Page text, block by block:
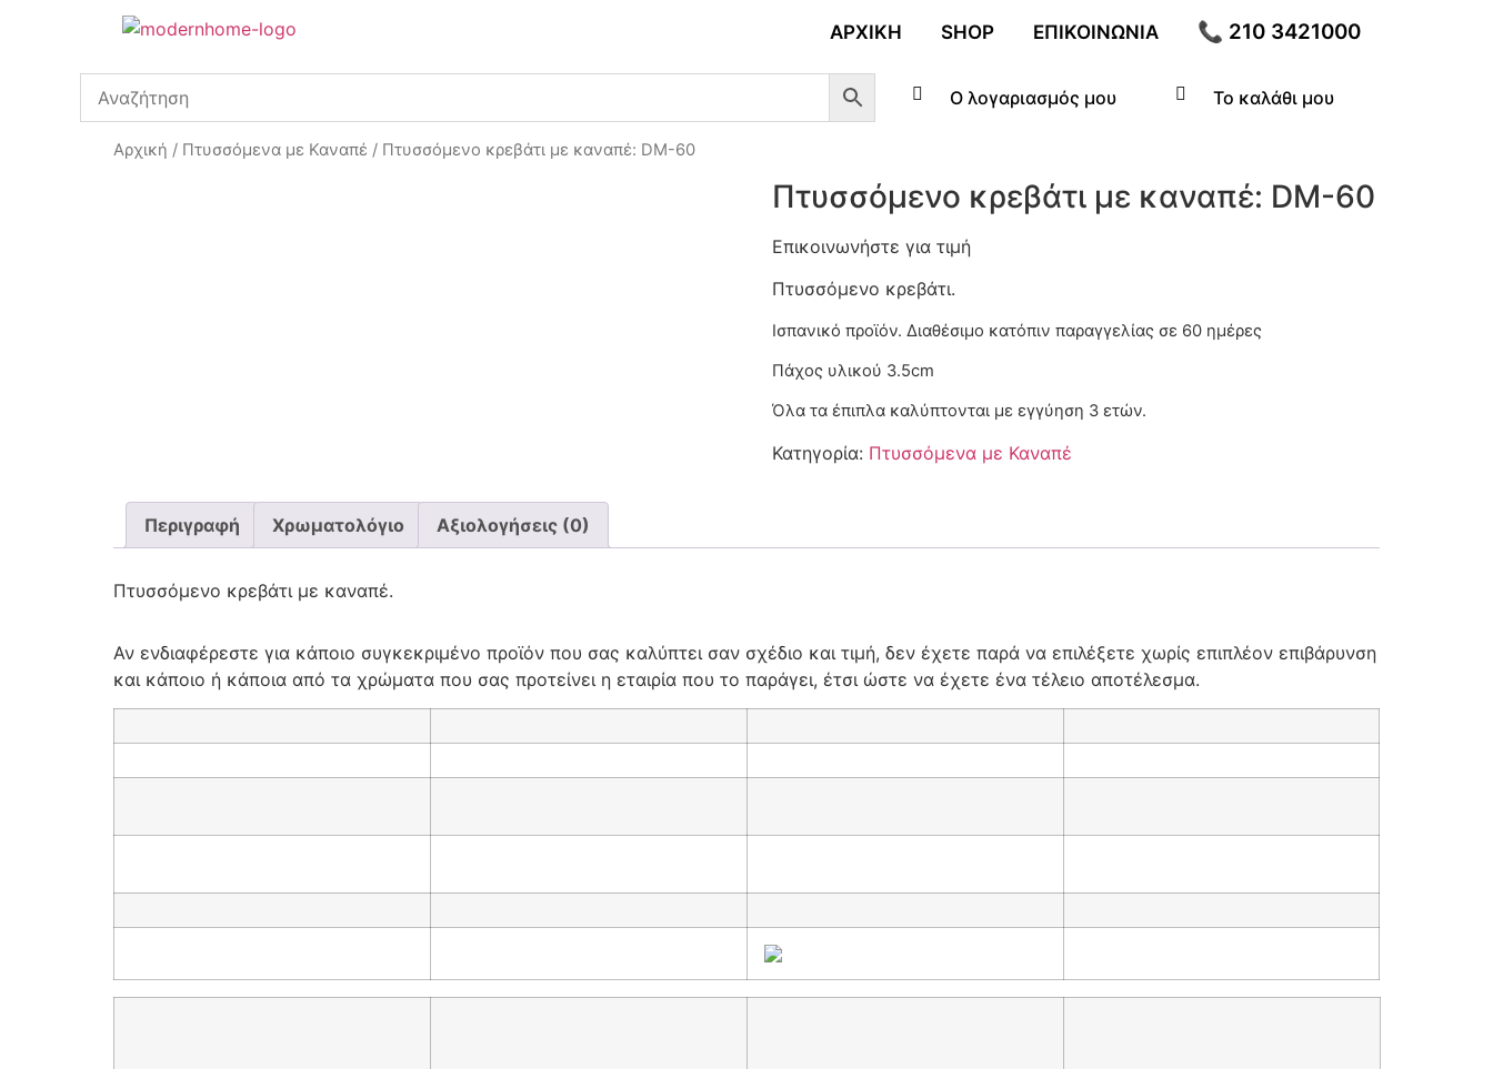
ΑΡΧΙΚΉ SHOP ΕΠΙΚΟΙΝΩΝΊΑ 📞 210 3421000
Ο λογαριασμός μου Το καλάθι μου
Αρχική / Πτυσσόμενα με Καναπέ / Πτυσσόμενο κρεβάτι με καναπέ: DM-60
Πτυσσόμενο κρεβάτι με καναπέ: DM-60
Επικοινωνήστε για τιμή
Πτυσσόμενο κρεβάτι.
Ισπανικό προϊόν. Διαθέσιμο κατόπιν παραγγελίας
Πάχος υλικού 3.5cm
Όλα τα έπιπλα καλύπτονται με εγγύηση 3 ετών.
Κατηγορία: Πτυσσόμενα με Καναπέ
Περιγραφή Χρωματολόγιο Αξιολογήσεις (0)
Πτυσσόμενο κρεβάτι με καναπέ.
Αν ενδιαφέρεστε για κάποιο συγκεκριμένο προϊόν που σας καλύπτει σαν σχέδιο και τιμή, δεν έχετε παρά να επιλέξετε χωρίς επιπλέον επιβάρυνση
και κάποιο ή κάποια από τα χρώματα που σας προτείνει η εταιρία που το παράγει, έτσι ώστε να έχετε ένα τέλειο αποτέλεσμα.